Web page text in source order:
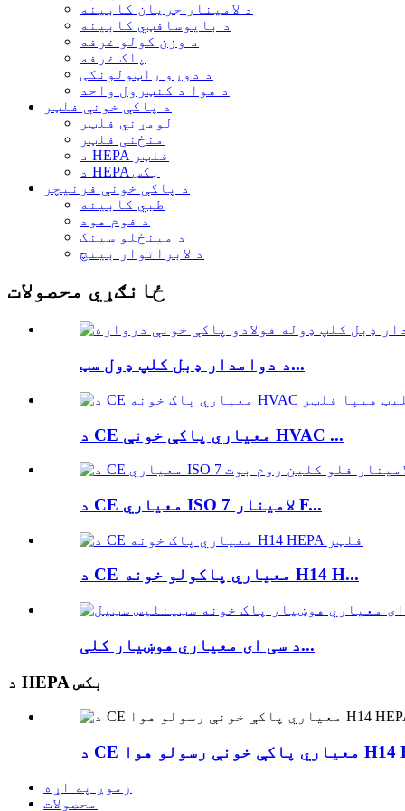
د لامینار جریان کابینه
د بایوسافټي کابینه
د وزن کولو غرفه
پاک غرفه
د دوړو راټولونکی
د هوا د کنټرول واحد
د پاکې خونې فلټر
لومړني فلټر
منځنی فلټر
د HEPA فلټر
د HEPA بکس
د پاکې خونې فرنیچر
طبي کابینه
د فوم هود
د مینځلو سینک
د لابراتوار بینچ
ځانګړي محصولات
د دوامدار ډبل کلپ ډول سټ...
د CE معیاري پاکې خونې HVAC ...
د CE معیاري ISO 7 لامینار F...
د CE معیاري پاکولو خونه H14 H...
د سی ای معیاري هوښیار کلی...
د HEPA بکس
زموږ په اړه
محصولات